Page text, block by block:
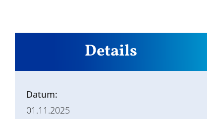
Details
Datum:
01.11.2025